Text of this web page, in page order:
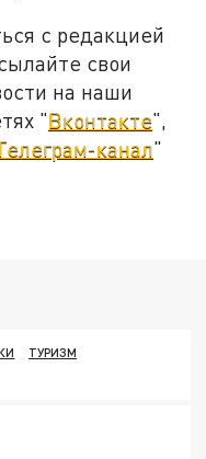
с редакцией
свои
на наши
"Вконтакте",
канал"
ТУРИЗМ